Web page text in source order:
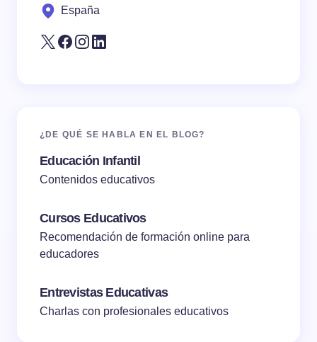
España
¿DE QUÉ SE HABLA EN EL BLOG?
Educación Infantil
Contenidos educativos
Cursos Educativos
Recomendación de formación online para
educadores
Entrevistas Educativas
Charlas con profesionales educativos